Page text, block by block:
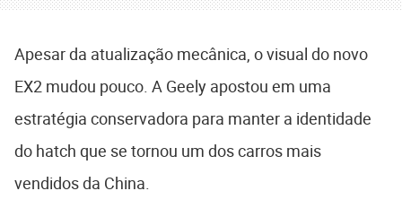
Apesar da atualização mecânica, o visual do novo
EX2 mudou pouco. A Geely apostou em uma
estratégia conservadora para manter a identidade
do hatch que se tornou um dos carros mais
vendidos da China.